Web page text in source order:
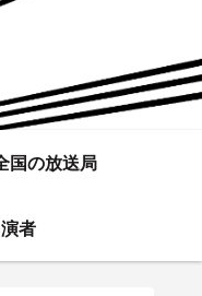
国の放送局
者